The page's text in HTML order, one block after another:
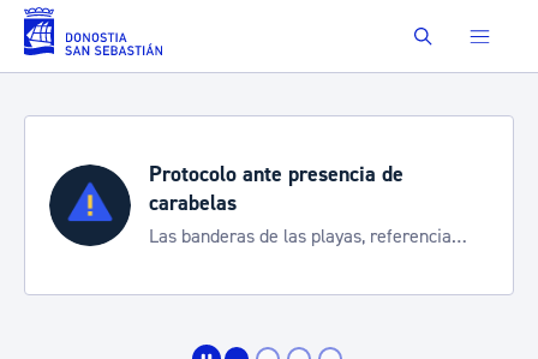
Saltar al contenido principal Buscar
Protocolo ante presencia de
carabelas
Las banderas de las playas, referencia